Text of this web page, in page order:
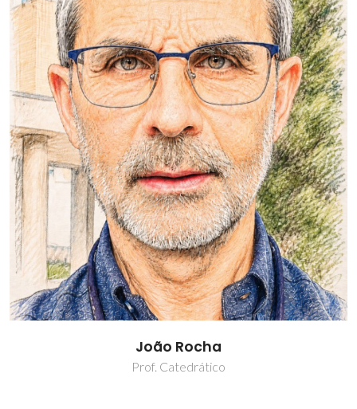
João Rocha
Prof. Catedrático